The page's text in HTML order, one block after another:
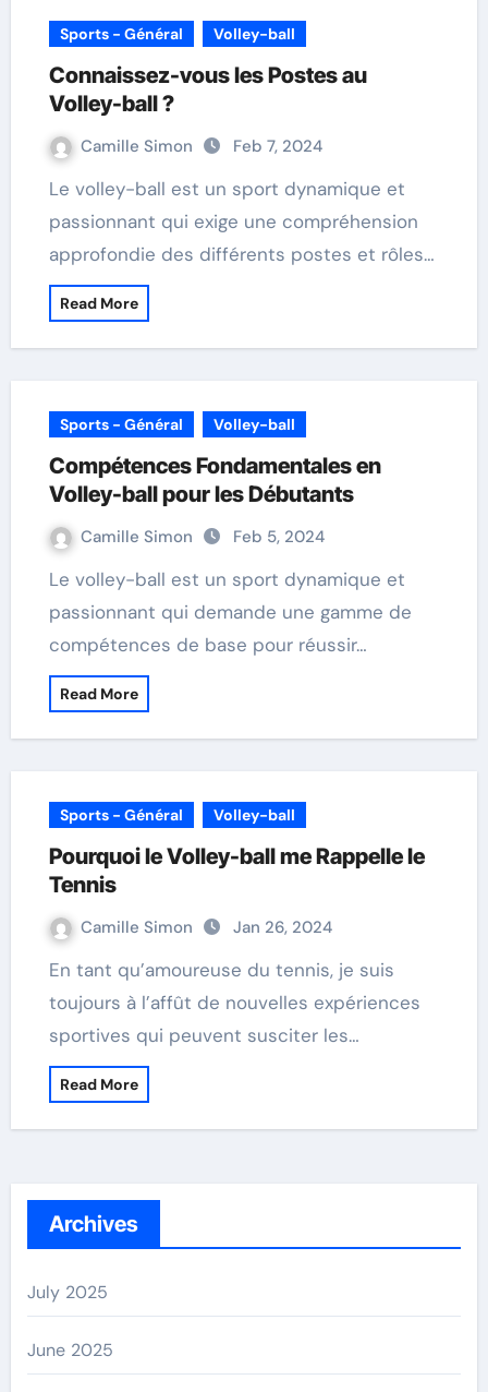
Sports - Général Volley-ball
Connaissez-vous les Postes au
Volley-ball ?
Camille Simon Feb 7, 2024
Le volley-ball est un sport dynamique et
passionnant qui exige une compréhension
approfondie des différents postes et rôles…
Read More
Sports - Général Volley-ball
Compétences Fondamentales en
Volley-ball pour les Débutants
Camille Simon Feb 5, 2024
Le volley-ball est un sport dynamique et
passionnant qui demande une gamme de
compétences de base pour réussir…
Read More
Sports - Général Volley-ball
Pourquoi le Volley-ball me Rappelle le
Tennis
Camille Simon Jan 26, 2024
En tant qu’amoureuse du tennis, je suis
toujours à l’affût de nouvelles expériences
sportives qui peuvent susciter les…
Read More
Archives
July 2025
June 2025